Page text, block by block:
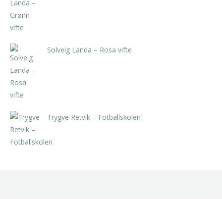
Solveig Landa – Rosa vifte
Trygve Retvik – Fotballskolen